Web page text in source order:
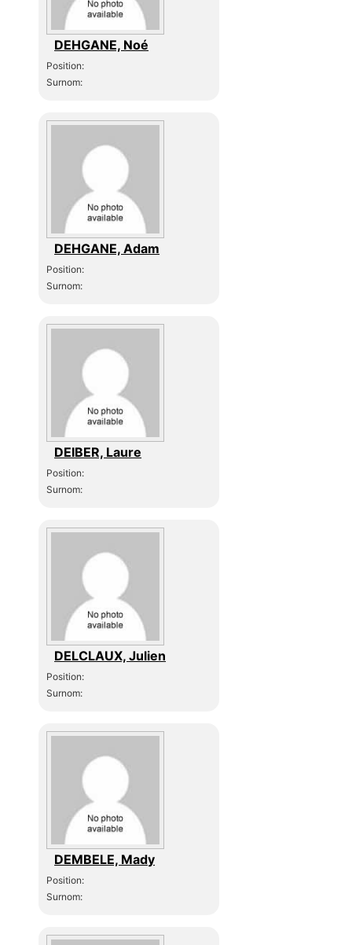
DEHGANE, Noé
Position:
Surnom:
DEHGANE, Adam
Position:
Surnom:
DEIBER, Laure
Position:
Surnom:
DELCLAUX, Julien
Position:
Surnom:
DEMBELE, Mady
Position:
Surnom: